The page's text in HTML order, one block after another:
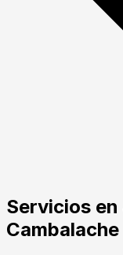
Servicios en
Cambalache